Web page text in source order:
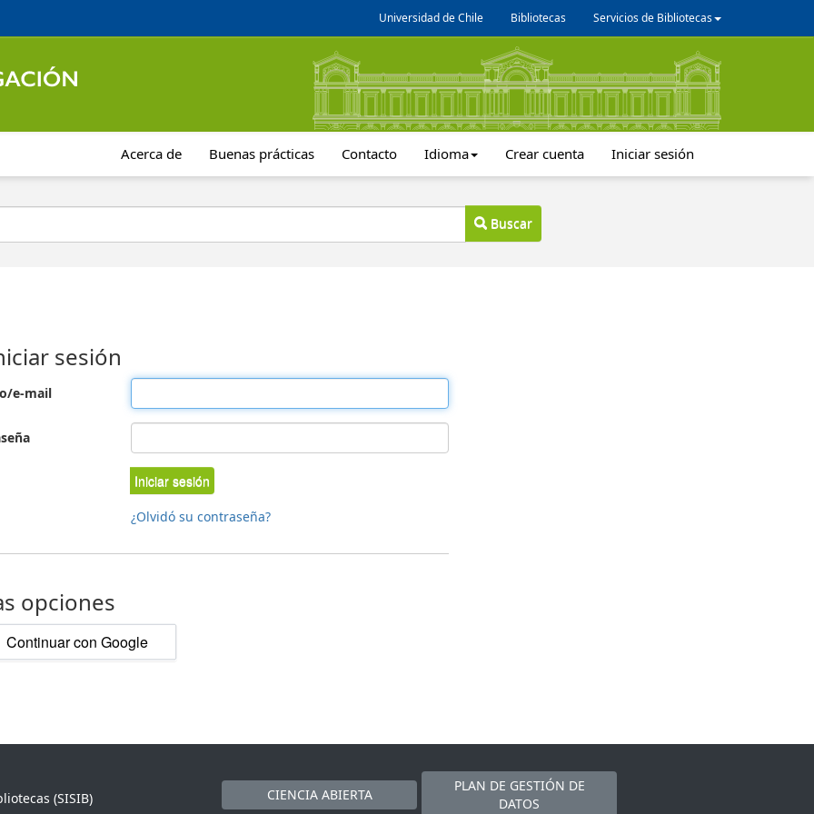
Universidad de Chile Bibliotecas Servicios de Bibliotecas
Acerca de Buenas prácticas Contacto Idioma Crear cuenta Iniciar sesión
Buscar
sesión
e-mail
Iniciar sesión
¿Olvidó su contraseña?
opciones
Continuar con Google
(SISIB)
CIENCIA ABIERTA
PLAN DE GESTIÓN DE
DATOS